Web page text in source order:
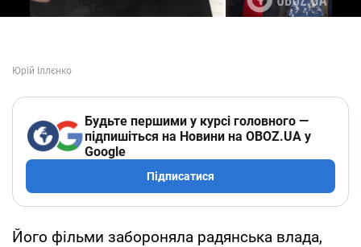
Будьте першими у курсі головного —
підпишіться на Новини на OBOZ.UA у
Google
Підписатися
Його фільми забороняла радянська влада,